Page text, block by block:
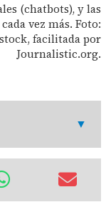
(chatbots), y las
vez más. Foto:
facilitada por
Journalistic.org.